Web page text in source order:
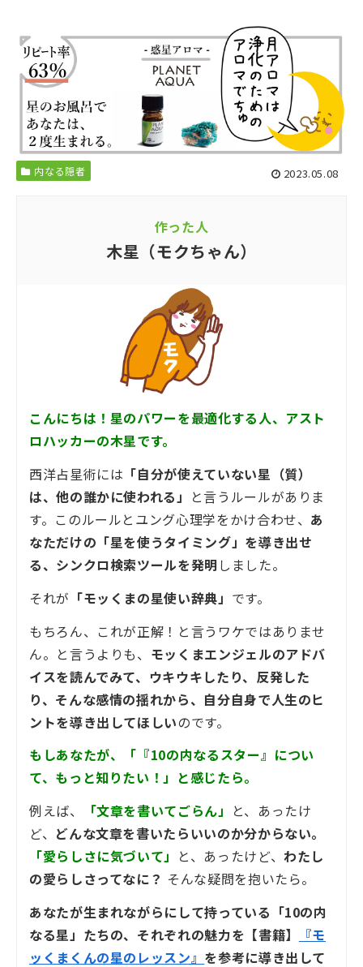
内なる隠者 2023.05.08
作った人
木星（モクちゃん）
こんにちは！星のパワーを最適化する人、アスト
ロハッカーの木星です。
西洋占星術には 「自分が使えていない星（質）
は、他の誰かに使われる」 と言うルールがありま
す。このルールとユング心理学をかけ合わせ、 あ
なただけの「星を使うタイミング」を導き出せ
る、シンクロ検索ツールを発明 しました。
それが 「モッくまの星使い辞典」 です。
もちろん、これが正解！と言うワケではありませ
ん。と言うよりも、 モッくまエンジェルのアドバ
イスを読んでみて、ウキウキしたり、反発した
り、そんな感情の揺れから、自分自身で人生のヒ
ントを導き出してほしいのです。
もしあなたが、「『10の内なるスター』につい
て、もっと知りたい！」と感じたら。
例えば、
「文章を書いてごらん」 と、あったけ
ど、 どんな文章を書いたらいいのか分からない。
「愛らしさに気づいて」 と、あったけど、わたし
の愛らしさってなに？ そんな疑問を抱いたら。
あなたが生まれながらにして持っている「10の内
なる星」たちの、それぞれの魅力を【書籍】
『モ
ッくまくんの星のレッスン』 を参考に導き出して